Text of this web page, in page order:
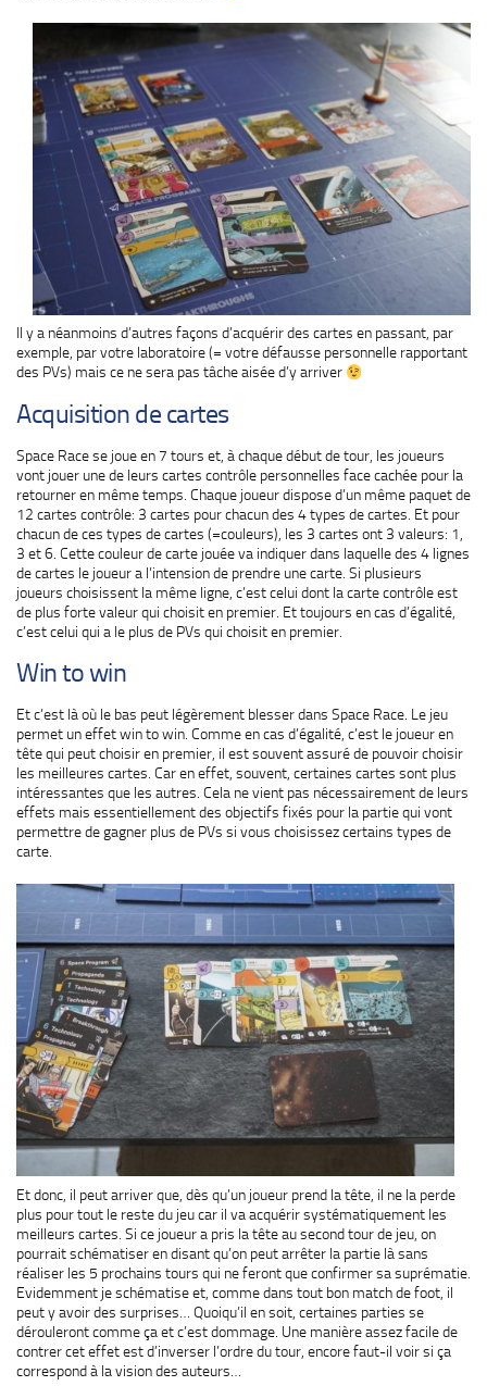
Il y a néanmoins d’autres façons d’acquérir des cartes en passant, par
exemple, par votre laboratoire (= votre défausse personnelle rapportant
des PVs) mais ce ne sera pas tâche aisée d’y arriver
Acquisition de cartes
Space Race se joue en 7 tours et, à chaque début de tour, les joueurs
vont jouer une de leurs cartes contrôle personnelles face cachée pour la
retourner en même temps. Chaque joueur dispose d’un même paquet de
12 cartes contrôle: 3 cartes pour chacun des 4 types de cartes. Et pour
chacun de ces types de cartes (=couleurs), les 3 cartes ont 3 valeurs: 1,
3 et 6. Cette couleur de carte jouée va indiquer dans laquelle des 4 lignes
de cartes le joueur a l’intension de prendre une carte. Si plusieurs
joueurs choisissent la même ligne, c’est celui dont la carte contrôle est
de plus forte valeur qui choisit en premier. Et toujours en cas d’égalité,
c’est celui qui a le plus de PVs qui choisit en premier.
Win to win
Et c’est là où le bas peut légèrement blesser dans Space Race. Le jeu
permet un effet win to win. Comme en cas d’égalité, c’est le joueur en
tête qui peut choisir en premier, il est souvent assuré de pouvoir choisir
les meilleures cartes. Car en effet, souvent, certaines cartes sont plus
intéressantes que les autres. Cela ne vient pas nécessairement de leurs
effets mais essentiellement des objectifs fixés pour la partie qui vont
permettre de gagner plus de PVs si vous choisissez certains types de
carte.
Et donc, il peut arriver que, dès qu’un joueur prend la tête, il ne la perde
plus pour tout le reste du jeu car il va acquérir systématiquement les
meilleurs cartes. Si ce joueur a pris la tête au second tour de jeu, on
pourrait schématiser en disant qu’on peut arrêter la partie là sans
réaliser les 5 prochains tours qui ne feront que confirmer sa suprématie.
Evidemment je schématise et, comme dans tout bon match de foot, il
peut y avoir des surprises… Quoiqu’il en soit, certaines parties se
dérouleront comme ça et c’est dommage. Une manière assez facile de
contrer cet effet est d’inverser l’ordre du tour, encore faut-il voir si ça
correspond à la vision des auteurs…